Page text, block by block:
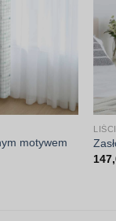
motywem